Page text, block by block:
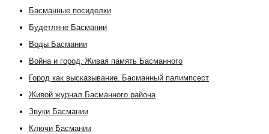
Басманные посиделки
Будетляне Басмании
Воды Басмании
Война и город. Живая память Басманного
Город как высказывание. Басманный палимпсест
Живой журнал Басманного района
Звуки Басмании
Ключи Басмании